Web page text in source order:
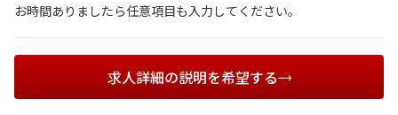
お時間ありましたら任意項目も入力してください。
求人詳細の説明を希望する